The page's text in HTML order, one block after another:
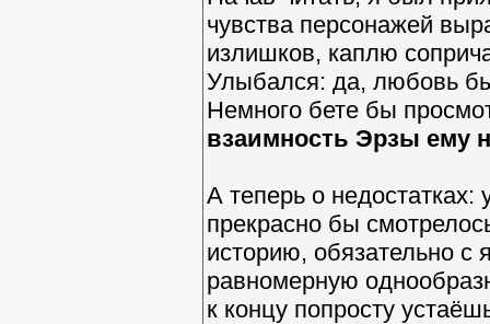
чувства персонажей
излишков, каплю
Улыбался: да, любовь
Немного бете бы
взаимность Эрзы ему
А теперь о недостатках:
прекрасно бы
историю, обязательно
равномерную
к концу попросту